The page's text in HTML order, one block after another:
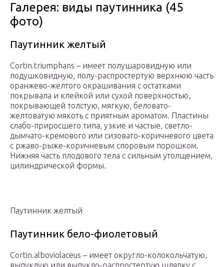
Галерея: виды паутинника (45
фото)
Паутинник желтый
Соrtin.triumрhаns – имеет полушаровидную или
подушковидную, полу-распростертую верхнюю часть
оранжево-желтого окрашивания с остатками
покрывала и клейкой или сухой поверхностью,
покрывающей толстую, мягкую, беловато-
желтоватую мякоть с приятным ароматом. Пластины
слабо-приросшего типа, узкие и частые, светло-
дымчато-кремового или сизовато-коричневого цвета
с ржаво-рыже-коричневым споровым порошком.
Нижняя часть плодового тела с сильным утолщением,
цилиндрической формы.
Паутинник желтый
Паутинник бело-фиолетовый
Соrtin.аlbоviоlасеus – имеет округло-колокольчатую,
выпуклую или выпукло-распростертую шляпку с